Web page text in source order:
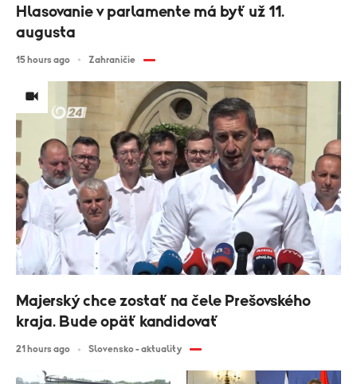
Hlasovanie v parlamente má byť už 11.
augusta
15 hours ago Zahraničie
Majerský chce zostať na čele Prešovského
kraja. Bude opäť kandidovať
21 hours ago Slovensko - aktuality